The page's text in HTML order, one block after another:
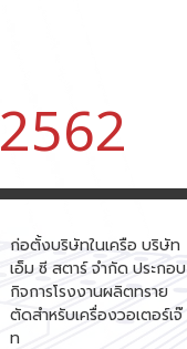
2562
ก่อตั้งบริษัทในเครือ บริษัท
เอ็ม ซี สตาร์ จำกัด ประกอบ
กิจการโรงงานผลิตทราย
ตัดสำหรับเครื่องวอเตอร์เจ๊
ท